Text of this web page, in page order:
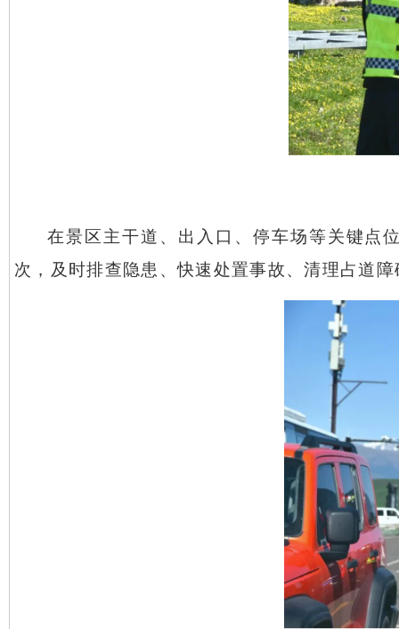
在景区主干道、出入口、停车场等关键点
次，及时排查隐患、快速处置事故、清理占道